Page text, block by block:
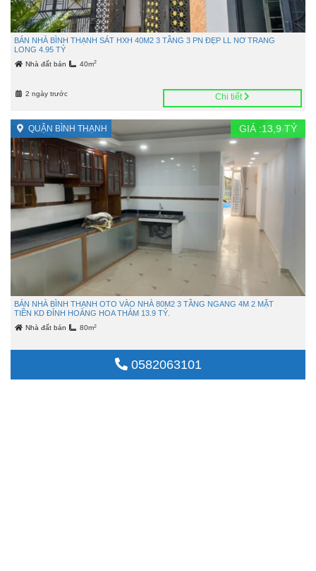
0582063101
BÁN NHÀ BÌNH THẠNH SÁT HXH 40M2 3 TẦNG 3 PN ĐẸP LL NƠ TRANG
LONG 4.95 TỶ
Nhà đất bán 40m2
2 ngày trước Chi tiết
QUẬN BÌNH THẠNH GIÁ :13,9 TỶ
BÁN NHÀ BÌNH THẠNH OTO VÀO NHÀ 80M2 3 TẦNG NGANG 4M 2 MẶT
TIỀN KD ĐỈNH HOÀNG HOA THÁM 13.9 TỶ.
Nhà đất bán 80m2